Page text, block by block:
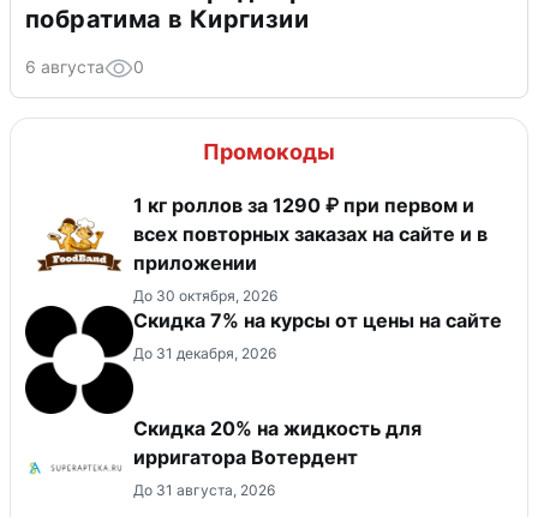
побратима в Киргизии
6 августа 0
Промокоды
1 кг роллов за 1290 ₽ при первом и
всех повторных заказах на сайте и в
приложении
До 30 октября, 2026
Скидка 7% на курсы от цены на сайте
До 31 декабря, 2026
Скидка 20% на жидкость для
ирригатора Вотердент
До 31 августа, 2026